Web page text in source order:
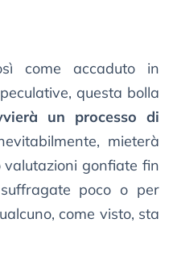
come accaduto in
questa bolla
un processo di
mieterà
gonfiate fin
poco o per
come visto, sta